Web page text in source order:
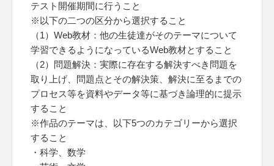
テスト開催期間に行うこと
※以下の二つの区分から選択すること
（1）Web教材：他の生徒達がそのテーマについて
学習できるようになっているWeb教材とすること
（2）問題解決：実際に存在する解決すべき問題を
取り上げ、問題点とその解決策、解決に至るまでの
プロセス等を資料やデータ等に基づき論理的に提示
すること
※作品のテーマは、以下5つのカテゴリーから選択
すること
・科学、数学